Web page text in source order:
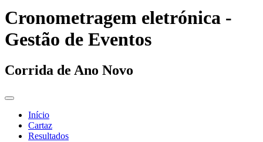
Cronometragem eletrónica -
Gestão de Eventos
Corrida de Ano Novo
Início
Cartaz
Resultados